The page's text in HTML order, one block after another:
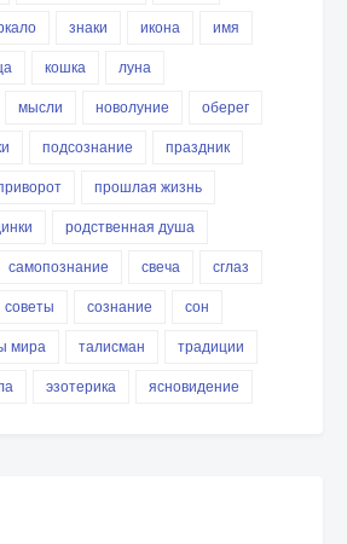
знаки икона
имя
кошка
луна
мысли новолуние
оберег
подсознание
праздник
прошлая жизнь
родственная душа
самопознание свеча
сглаз
советы сознание
сон
мира талисман
традиции
эзотерика ясновидение